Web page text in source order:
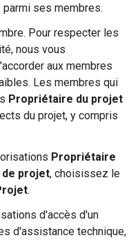
ses membres.
Pour respecter les
nous vous
aux membres
Les membres qui
Propriétaire du projet
du projet, y compris
Propriétaire
de projet, choisissez le
.
d'accès d'un
d'assistance technique,